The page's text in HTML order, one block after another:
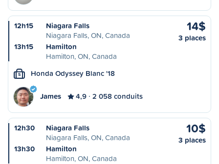
12h15
Niagara Falls
Niagara Falls, ON, Canada
13h15
Hamilton
Hamilton, ON, Canada
14$
3 places
S Honda Odyssey Blanc '18
James 4,9 2 058 conduits
12h30
Niagara Falls
Niagara Falls, ON, Canada
13h30
Hamilton
Hamilton, ON, Canada
10$
3 places